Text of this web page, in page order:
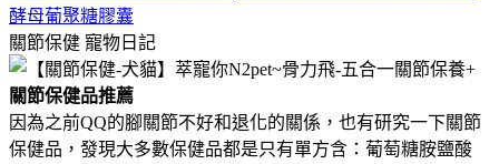
酵母葡聚糖膠囊
關節保健 寵物日記
關節保健品推薦
因為之前QQ的腳關節不好和退化的關係，也有研究一下關節
保健品，發現大多數保健品都是只有單方含：葡萄糖胺鹽酸